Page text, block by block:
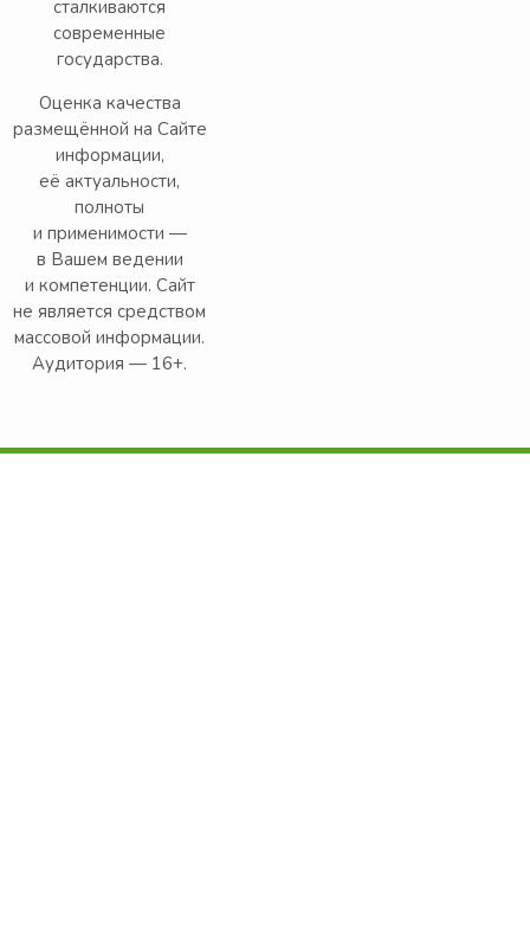
сталкиваются
современные
государства.
Оценка качества
размещённой на Сайте
информации,
её актуальности,
полноты
и применимости —
в Вашем ведении
и компетенции. Сайт
не является средством
массовой информации.
Аудитория — 16+.